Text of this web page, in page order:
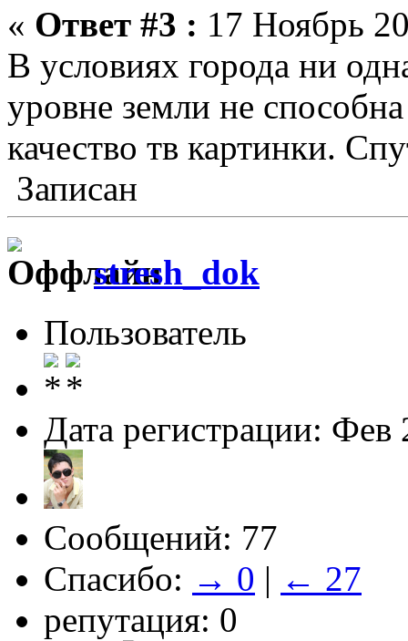
« Ответ #3 : 17 Ноябрь
В условиях города ни
уровне земли не
качество тв картинки.
Записан
stresh_dok
Пользователь
Дата регистрации: Фев
Сообщений: 77
Спасибо: → 0 | ← 27
репутация: 0